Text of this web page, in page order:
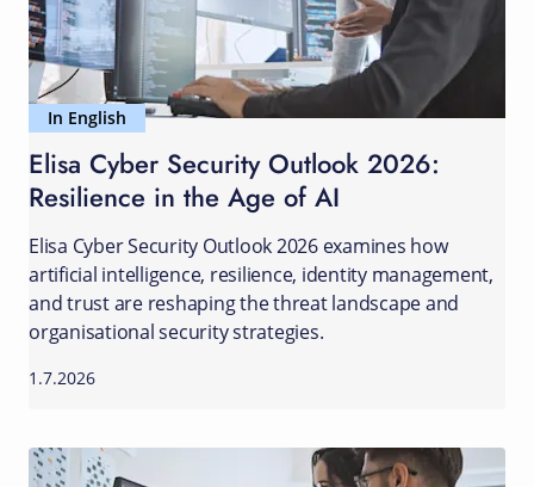
In English
Elisa Cyber Security Outlook 2026:
Resilience in the Age of AI
Elisa Cyber Security Outlook 2026 examines how
artificial intelligence, resilience, identity management,
and trust are reshaping the threat landscape and
organisational security strategies.
1.7.2026